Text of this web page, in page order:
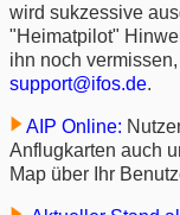
wird sukzessive
"Heimatpilot"
ihn noch
support@ifos.de.
AIP Online:
Anflugkarten auch
Map über Ihr